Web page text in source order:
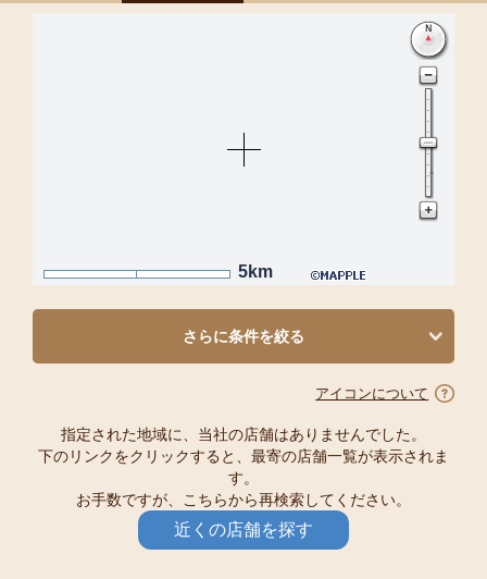
5km
さらに条件を絞る
アイコンについて
指定された地域に、当社の店舗はありませんでした。
下のリンクをクリックすると、最寄の店舗一覧が表示されま
す。
お手数ですが、こちらから再検索してください。
近くの店舗を探す